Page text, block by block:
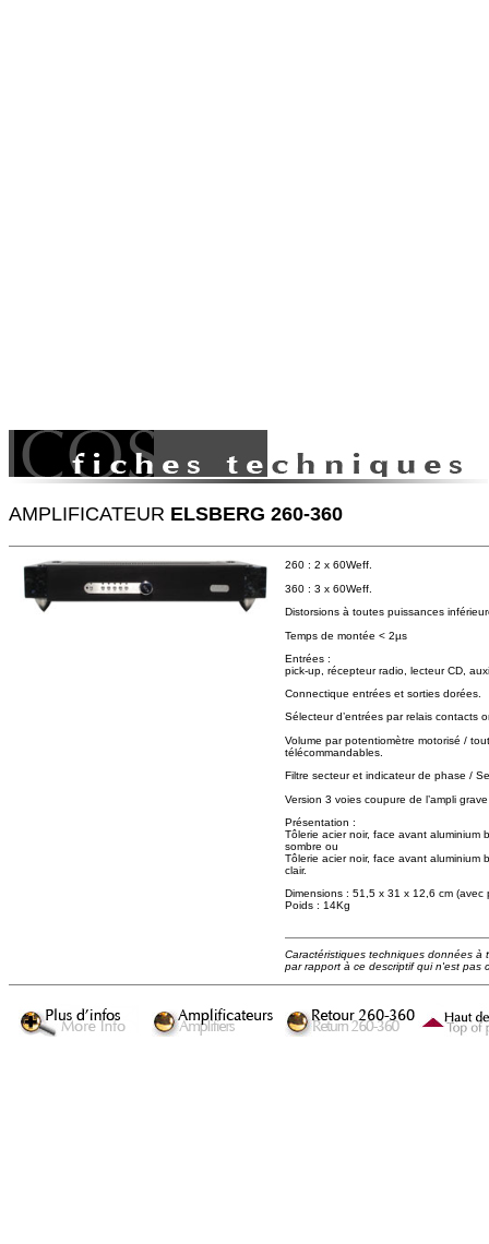
AMPLIFICATEUR ELSBERG 260-360
260 : 2 x 60Weff.
360 : 3 x 60Weff.
Distorsions à toutes puissances
Temps de montée < 2µs
Entrées :
pick-up, récepteur radio, lecteur CD,
Connectique entrées et sorties dorées.
Sélecteur d’entrées par relais contacts
Volume par potentiomètre motorisé /
télécommandables.
Filtre secteur et indicateur de phase /
Version 3 voies coupure de l’ampli
Présentation :
Tôlerie acier noir, face avant aluminium
sombre ou
Tôlerie acier noir, face avant aluminium
clair.
Dimensions : 51,5 x 31 x 12,6 cm (avec
Poids : 14Kg
Caractéristiques techniques données à
par rapport à ce descriptif qui n'est pas